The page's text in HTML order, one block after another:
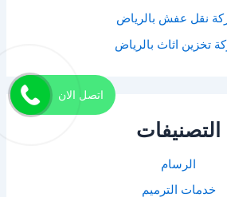
نقل عفش بالرياض
تخزين اثاث بالرياض
التصنيفات
الرسام
خدمات الترميم
اتصل الان